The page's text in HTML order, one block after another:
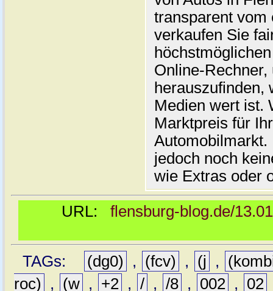
transparent vom
verkaufen Sie
Online-
herauszufinden,
Medien wert ist.
Marktpreis für
jedoch noch
wie Extras oder
URL: flensburg-blog.de/
TAGs: (dg0) , (fcv) , (j ,
roc)
, (w , +2 , / , /8 , 002 , 02